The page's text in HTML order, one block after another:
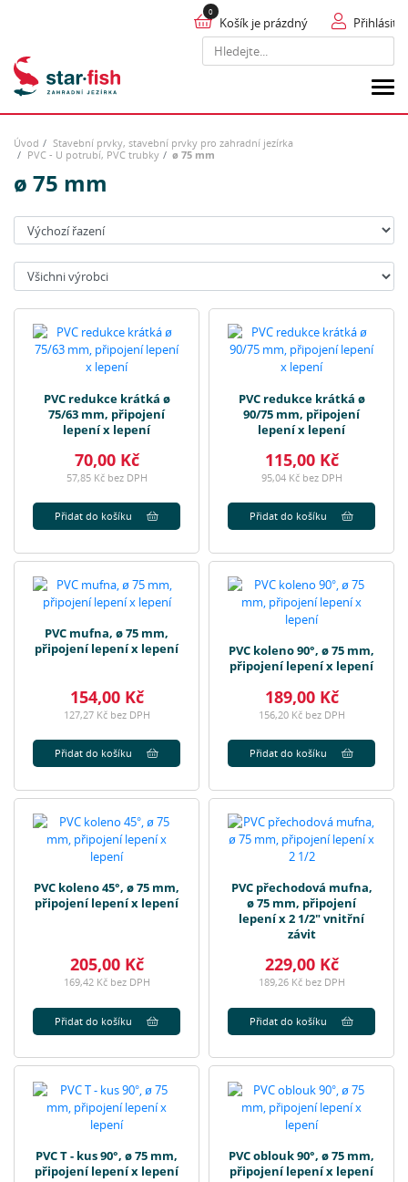
Hledat
Přihlásit
Košík je prázdný
Úvod
Stavební prvky, stavební prvky pro zahradní jezírka
PVC - U potrubí, PVC trubky
ø 75 mm
ø 75 mm
Seřadit:
Výrobci:
PVC redukce krátká ø
75/63 mm, připojení
lepení x lepení
70,00 Kč
57,85 Kč bez DPH
Přidat do košíku
PVC redukce krátká ø
90/75 mm, připojení
lepení x lepení
115,00 Kč
95,04 Kč bez DPH
Přidat do košíku
PVC mufna, ø 75 mm,
připojení lepení x lepení
154,00 Kč
127,27 Kč bez DPH
Přidat do košíku
PVC koleno 90°, ø 75 mm,
připojení lepení x lepení
189,00 Kč
156,20 Kč bez DPH
Přidat do košíku
PVC koleno 45°, ø 75 mm,
připojení lepení x lepení
205,00 Kč
169,42 Kč bez DPH
Přidat do košíku
PVC přechodová mufna,
ø 75 mm, připojení
lepení x 2 1/2" vnitřní
závit
229,00 Kč
189,26 Kč bez DPH
Přidat do košíku
PVC T - kus 90°, ø 75 mm,
připojení lepení x lepení
PVC oblouk 90°, ø 75 mm,
připojení lepení x lepení